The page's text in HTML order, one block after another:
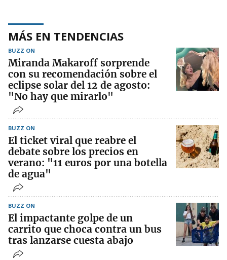
MÁS EN TENDENCIAS
BUZZ ON
Miranda Makaroff sorprende
con su recomendación sobre el
eclipse solar del 12 de agosto:
"No hay que mirarlo"
BUZZ ON
El ticket viral que reabre el
debate sobre los precios en
verano: "11 euros por una botella
de agua"
BUZZ ON
El impactante golpe de un
carrito que choca contra un bus
tras lanzarse cuesta abajo